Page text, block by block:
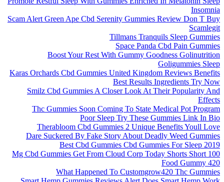
Insomnia
Scam Alert Green Ape Cbd Serenity Gummies Review Don T Buy
Scamlegit
Tillmans Tranquils Sleep Gummies
Space Panda Cbd Pain Gummies
Boost Your Rest With Gummy Goodness Golinutrition
Goligummies Sleep
Karas Orchards Cbd Gummies United Kingdom Reviews Benefits
Best Results Ingredients Try Now
Smilz Cbd Gummies A Closer Look At Their Popularity And
Effects
Thc Gummies Soon Coming To State Medical Pot Program
Poor Sleep Try These Gummies Link In Bio
Therabloom Cbd Gummies 2 Unique Benefits Youll Love
Dare Suckered By Fake Story About Deadly Weed Gummies
Best Cbd Gummies Cbd Gummies For Sleep 2019
100 Mg Cbd Gummies Get From Cloud Corp Today Shorts Short
Food Gummy 420
What Happened To Customgrow420 Thc Gummies